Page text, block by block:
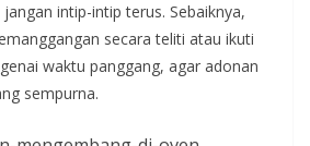
intip-intip terus. Sebaiknya,
secara teliti atau ikuti
waktu panggang, agar adonan
sempurna.